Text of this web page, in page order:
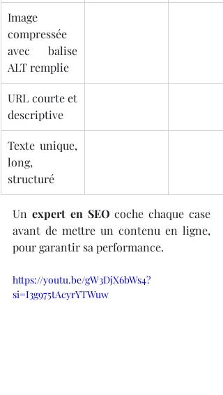
Image
compressée
avec balise
ALT remplie
URL courte et
descriptive
Texte unique,
long,
structuré
Un expert en SEO coche chaque case
avant de mettre un contenu en ligne,
pour garantir sa performance.
https://youtu.be/gW3DjX6bWs4?
si=I3g975tAcyrYTWuw